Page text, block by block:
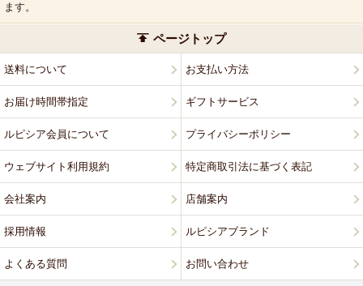
ます。
ページトップ
送料について お支払い方法
お届け時間帯指定 ギフトサービス
ルピシア会員について プライバシーポリシー
ウェブサイト利用規約 特定商取引法に基づく表記
会社案内 店舗案内
採用情報 ルピシアブランド
よくある質問 お問い合わせ